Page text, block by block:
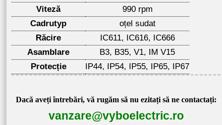
Viteză
990 rpm
Cadrutyp
oțel sudat
Răcire
IC611, IC616, IC666
Asamblare
B3, B35, V1, IM V15
Protecție
IP44, IP54, IP55, IP65, IP67
Dacă aveți întrebări, vă rugăm să nu ezitați să ne contactați:
vanzare@vyboelectric.ro